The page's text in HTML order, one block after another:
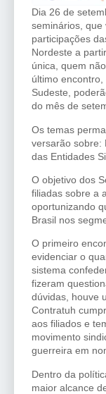
Dia 26 de
seminários, que
participações
Nordeste a
única, quem
último
Sudeste,
do mês de
Os temas
versarão sobre:
das Entidades
O objetivo dos
filiadas sobre a
oportunizando
Brasil nos
O primeiro
evidenciar o
sistema
fizeram
dúvidas, houve
Contratuh
aos filiados e
movimento
guerreira em
Dentro da
maior alcance